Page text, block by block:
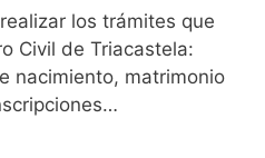
los trámites que
Civil de Triacastela:
nacimiento, matrimonio